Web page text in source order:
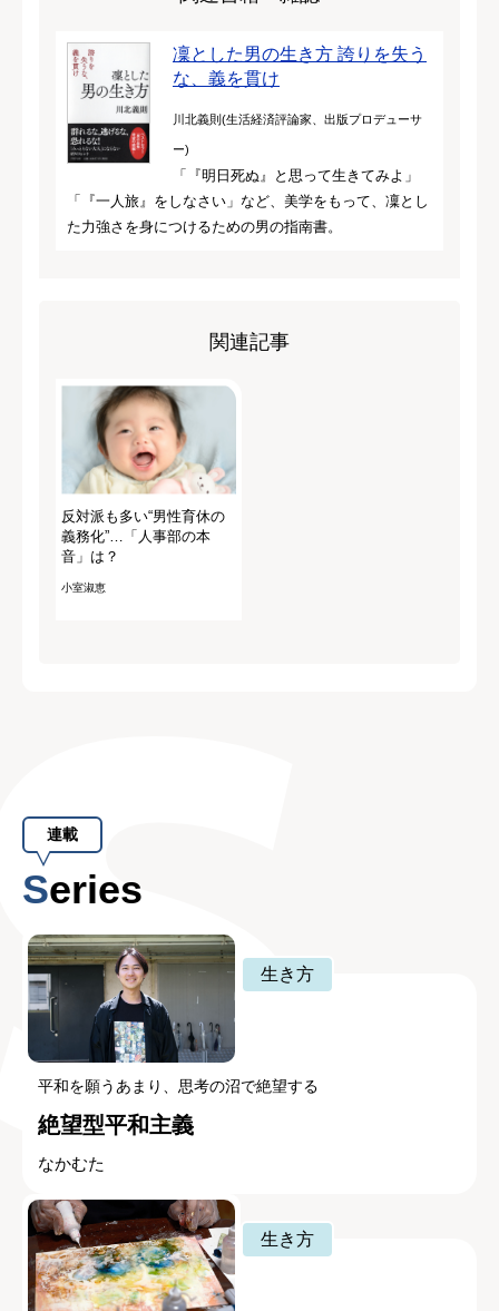
凜とした男の生き方 誇りを失う
な、義を貫け
川北義則(生活経済評論家、出版プロデューサ
ー)
「『明日死ぬ』と思って生きてみよ」
「『一人旅』をしなさい」など、美学をもって、凜とし
た力強さを身につけるための男の指南書。
関連記事
反対派も多い“男性育休の
義務化”…「人事部の本
音」は？
小室淑恵
連載
Series
生き方
平和を願うあまり、思考の沼で絶望する
絶望型平和主義
なかむた
生き方